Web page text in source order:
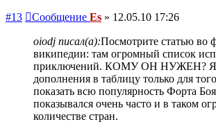
#13 Сообщение Es » 12.05.10 17:26
oiodj писал(а):Посмотрите статью во
википедии: там огромный список
приключений. КОМУ ОН НУЖЕН? Я
дополнения в таблицу только для
показать всю популярность Форта
показывался очень часто и в таком
количестве стран.